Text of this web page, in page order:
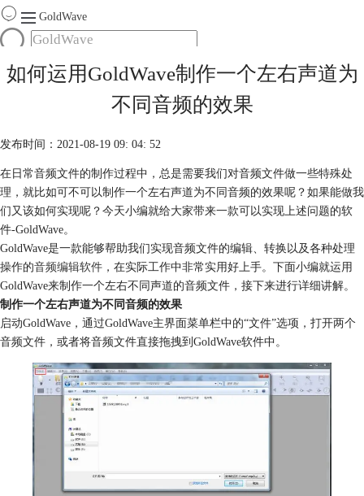
GoldWave
首页
产品
购买
如何运用GoldWave制作一个左右声道为
不同音频的效果
发布时间：2021-08-19 09: 04: 52
在日常音频文件的制作过程中，总是需要我们对音频文件做一些特殊处
理，就比如可不可以制作一个左右声道为不同音频的效果呢？如果能做我
们又该如何实现呢？今天小编就给大家带来一款可以实现上述问题的软
件-GoldWave。
GoldWave是一款能够帮助我们实现音频文件的编辑、转换以及各种处理
操作的音频编辑软件 ，在实际工作中非常实用好上手。下面小编就运用
GoldWave来制作一个左右不同声道的音频文件，接下来进行详细讲解。
制作一个左右声道为不同音频的效果
启动GoldWave，通过GoldWave主界面菜单栏中的“文件”选项，打开两个
音频文件，或者将音频文件直接拖拽到GoldWave软件中。